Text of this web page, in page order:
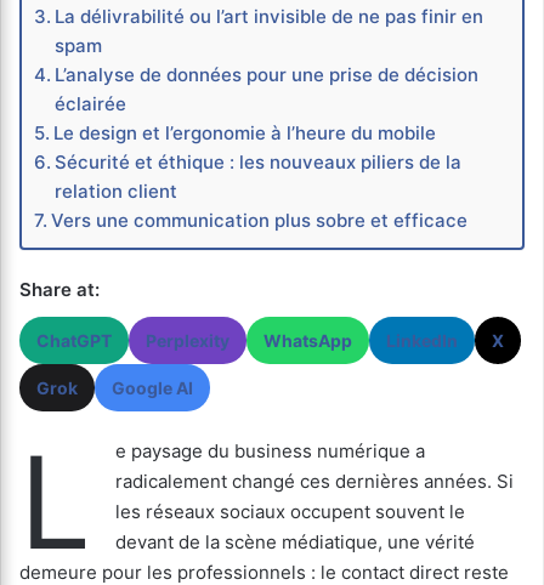
La délivrabilité ou l’art invisible de ne pas finir en
spam
L’analyse de données pour une prise de décision
éclairée
Le design et l’ergonomie à l’heure du mobile
Sécurité et éthique : les nouveaux piliers de la
relation client
Vers une communication plus sobre et efficace
Share at:
ChatGPT Perplexity WhatsApp LinkedIn X
Grok Google AI
L
e paysage du business numérique a
radicalement changé ces dernières années. Si
les réseaux sociaux occupent souvent le
devant de la scène médiatique, une vérité
demeure pour les professionnels : le contact direct reste